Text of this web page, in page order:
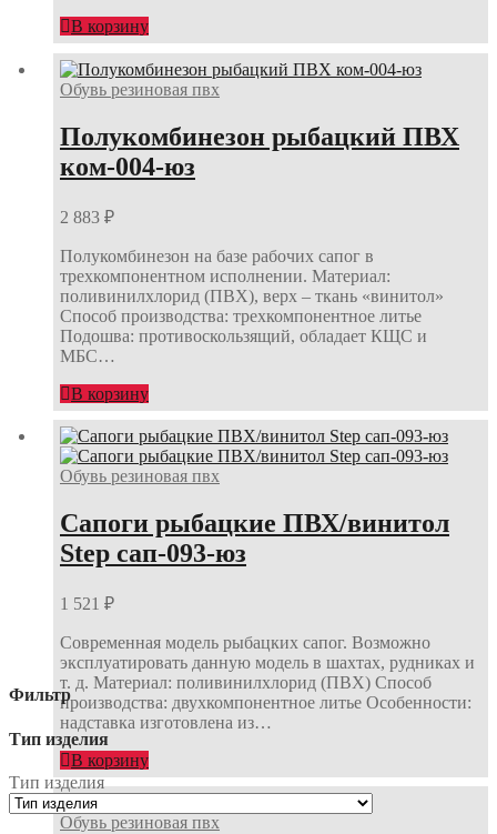
В корзину
Обувь резиновая пвх
Полукомбинезон рыбацкий ПВХ
ком-004-юз
2 883 ₽
Полукомбинезон на базе рабочих сапог в
трехкомпонентном исполнении. Материал:
поливинилхлорид (ПВХ), верх – ткань «винитол»
Способ производства: трехкомпонентное литье
Подошва: противоскользящий, обладает КЩС и
МБС…
В корзину
Обувь резиновая пвх
Сапоги рыбацкие ПВХ/винитол
Step сап-093-юз
1 521 ₽
Современная модель рыбацких сапог. Возможно
эксплуатировать данную модель в шахтах, рудниках и
т. д. Материал: поливинилхлорид (ПВХ) Способ
производства: двухкомпонентное литье Особенности:
надставка изготовлена из…
В корзину
Обувь резиновая пвх
Фильтр
Тип изделия
Тип изделия